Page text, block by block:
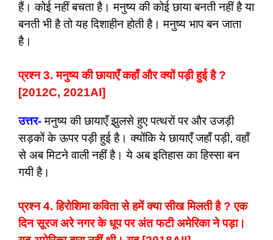
हैं। कोई नहीं बचता है। मनुष्य की कोई छाया बनती नहीं है या
बनती भी है तो यह दिशाहीन होती है। मनुष्य भाप बन जाता
है।
प्रश्न 3. मनुष्य की छायाएँ कहाँ और क्यों पड़ी हुई है ?
[2012C, 2021AI]
उत्तर-मनुष्य की छायाएँ झुलसे हुए पत्थरों पर और उजड़ी
सड़कों के ऊपर पड़ी हुई है। क्योंकि ये छायाएँ जहाँ पड़ी, वहाँ
से अब मिटने वाली नहीं है। ये अब इतिहास का हिस्सा बन
गयी है।
प्रश्न 4. हिरोशिमा कविता से हमें क्या सीख मिलती है ? एक
दिन सूरज अरे नगर के धूप पर अंत फटी अमेरिका ने पड़ा।